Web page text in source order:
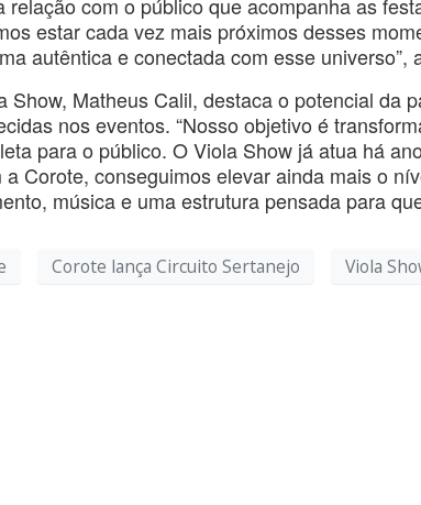
estar cada vez mais próximos desses
autêntica e conectada com esse universo”,
Show, Matheus Calil, destaca o potencial da
nos eventos. “Nosso objetivo é
para o público. O Viola Show já atua há
Corote, conseguimos elevar ainda mais o
música e uma estrutura pensada para
Corote lança Circuito Sertanejo Viola